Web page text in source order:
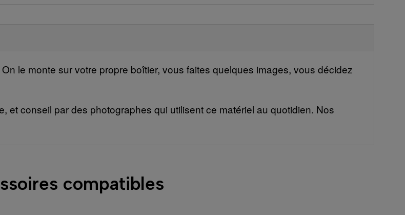
le monte sur votre propre boîtier, vous faites quelques images, vous décidez
et conseil par des photographes qui utilisent ce matériel au quotidien. Nos
compatibles